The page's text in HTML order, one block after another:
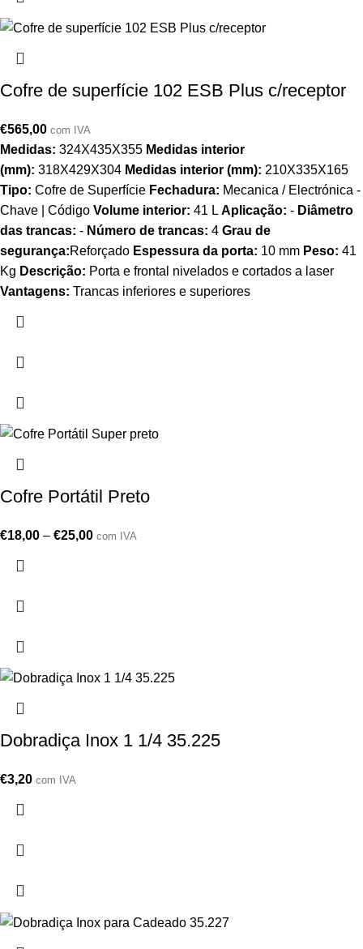
Cofre de superfície 102 ESB Plus c/receptor
€565,00 com IVA
Medidas: 324X435X355 Medidas interior
(mm): 318X429X304 Medidas interior (mm): 210X335X165
Tipo: Cofre de Superfície Fechadura: Mecanica / Electrónica -
Chave | Código Volume interior: 41 L Aplicação: - Diâmetro
das trancas: - Número de trancas: 4 Grau de
segurança:Reforçado Espessura da porta: 10 mm Peso: 41
Kg Descrição: Porta e frontal nivelados e cortados a laser
Vantagens: Trancas inferiores e superiores
Cofre Portátil Preto
€18,00 – €25,00 com IVA
Dobradiça Inox 1 1/4 35.225
€3,20 com IVA